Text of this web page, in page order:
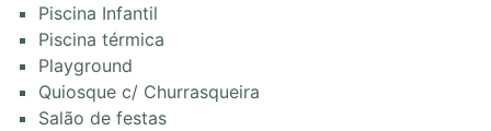
Piscina Infantil
Piscina térmica
Playground
Quiosque c/ Churrasqueira
Salão de festas